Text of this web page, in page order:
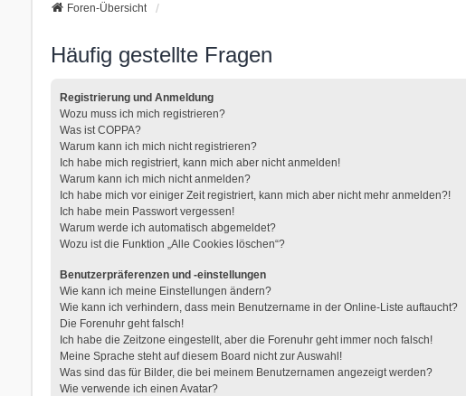
Foren-Übersicht
Häufig gestellte Fragen
Registrierung und Anmeldung
Wozu muss ich mich registrieren?
Was ist COPPA?
Warum kann ich mich nicht registrieren?
Ich habe mich registriert, kann mich aber nicht anmelden!
Warum kann ich mich nicht anmelden?
Ich habe mich vor einiger Zeit registriert, kann mich aber nicht mehr anmelden?!
Ich habe mein Passwort vergessen!
Warum werde ich automatisch abgemeldet?
Wozu ist die Funktion „Alle Cookies löschen“?
Benutzerpräferenzen und -einstellungen
Wie kann ich meine Einstellungen ändern?
Wie kann ich verhindern, dass mein Benutzername in der Online-Liste auftaucht?
Die Forenuhr geht falsch!
Ich habe die Zeitzone eingestellt, aber die Forenuhr geht immer noch falsch!
Meine Sprache steht auf diesem Board nicht zur Auswahl!
Was sind das für Bilder, die bei meinem Benutzernamen angezeigt werden?
Wie verwende ich einen Avatar?